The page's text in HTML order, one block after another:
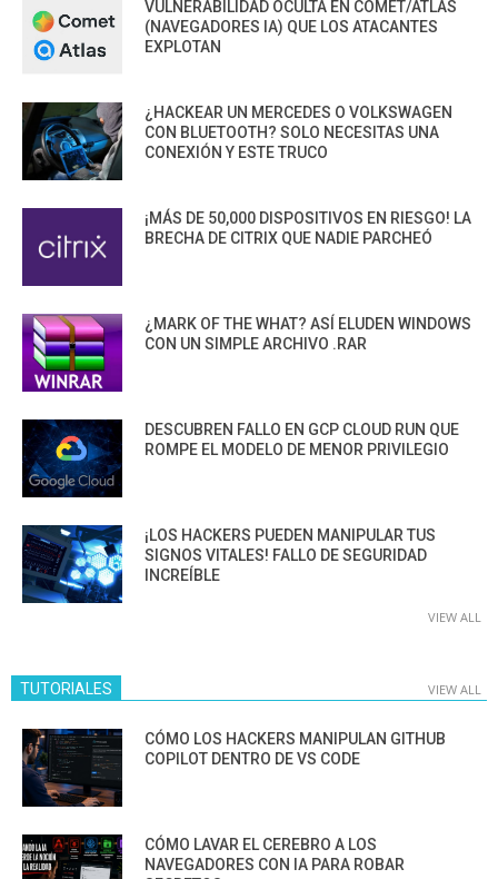
VULNERABILIDAD OCULTA EN COMET/ATLAS
(NAVEGADORES IA) QUE LOS ATACANTES
EXPLOTAN
¿HACKEAR UN MERCEDES O VOLKSWAGEN
CON BLUETOOTH? SOLO NECESITAS UNA
CONEXIÓN Y ESTE TRUCO
¡MÁS DE 50,000 DISPOSITIVOS EN RIESGO! LA
BRECHA DE CITRIX QUE NADIE PARCHEÓ
¿MARK OF THE WHAT? ASÍ ELUDEN WINDOWS
CON UN SIMPLE ARCHIVO .RAR
DESCUBREN FALLO EN GCP CLOUD RUN QUE
ROMPE EL MODELO DE MENOR PRIVILEGIO
¡LOS HACKERS PUEDEN MANIPULAR TUS
SIGNOS VITALES! FALLO DE SEGURIDAD
INCREÍBLE
VIEW ALL
TUTORIALES VIEW ALL
CÓMO LOS HACKERS MANIPULAN GITHUB
COPILOT DENTRO DE VS CODE
CÓMO LAVAR EL CEREBRO A LOS
NAVEGADORES CON IA PARA ROBAR